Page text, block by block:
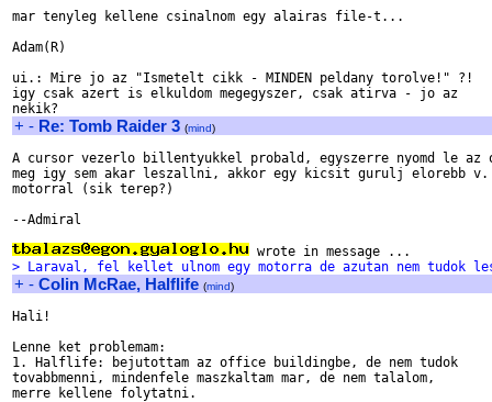
mar tenyleg kellene csinalnom egy alairas file-t...
Adam(R)
ui.: Mire jo az "Ismetelt cikk - MINDEN peldany torolve!" ?!
igy csak azert is elkuldom megegyszer, csak atirva - jo az
+ - Re: Tomb Raider 3 (mind)
A cursor vezerlo billentyukkel probald, egyszerre nyomd le az
meg igy sem akar leszallni, akkor egy kicsit gurulj elorebb v.
motorral (sik terep?)
--Admiral
> Laraval, fel kellet ulnom egy motorra de azutan nem tudok
+ - Colin McRae, Halflife (mind)
Hali!
Lenne ket problemam:
1. Halflife: bejutottam az office buildingbe, de nem tudok
tovabbmenni, mindenfele maszkaltam mar, de nem talalom,
merre kellene folytatni.